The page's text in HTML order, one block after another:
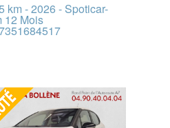
km - 2026 - Spoticar-
12 Mois